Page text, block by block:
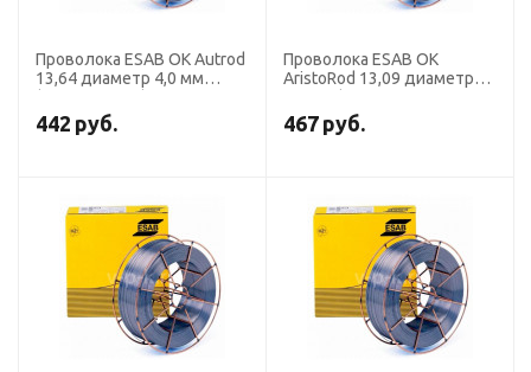
Проволока ESAB OK Autrod
13,64 диаметр 4,0 мм
442 руб.
Проволока ESAB OK
AristoRod 13,09 диаметр
80S-G)
467 руб.